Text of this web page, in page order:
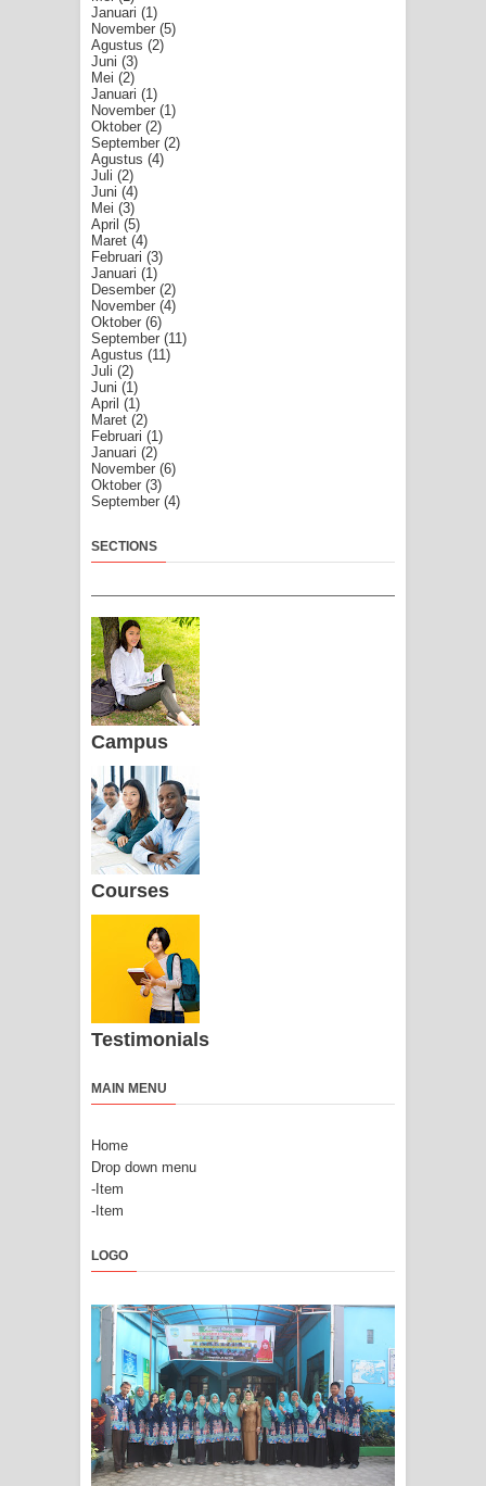
Januari (1)
November (5)
Agustus (2)
Juni (3)
Mei (2)
Januari (1)
November (1)
Oktober (2)
September (2)
Agustus (4)
Juli (2)
Juni (4)
Mei (3)
April (5)
Maret (4)
Februari (3)
Januari (1)
Desember (2)
November (4)
Oktober (6)
September (11)
Agustus (11)
Juli (2)
Juni (1)
April (1)
Maret (2)
Februari (1)
Januari (2)
November (6)
Oktober (3)
September (4)
SECTIONS
Campus
Courses
Testimonials
MAIN MENU
Home
Drop down menu
-Item
-Item
LOGO